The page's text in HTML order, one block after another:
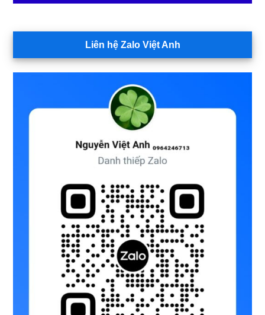
Liên hệ Zalo Việt Anh